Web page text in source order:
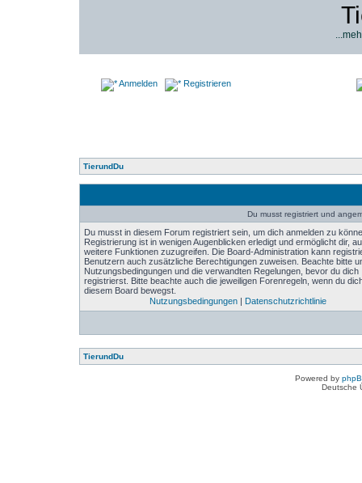
Anmelden Registrieren
TierundDu
Du musst registriert und
Du musst in diesem Forum registriert sein, um dich anmelden zu
Registrierung ist in wenigen Augenblicken erledigt und ermöglicht dir,
weitere Funktionen zuzugreifen. Die Board-Administration kann
Benutzern auch zusätzliche Berechtigungen zuweisen. Beachte bitte
Nutzungsbedingungen und die verwandten Regelungen, bevor du dich
registrierst. Bitte beachte auch die jeweiligen Forenregeln, wenn du
diesem Board bewegst.
Nutzungsbedingungen| Datenschutzrichtlinie
TierundDu
Powered by
Deutsche